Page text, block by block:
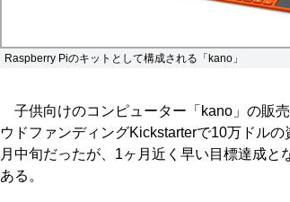
Raspberry Piのキットとして構成される「kano」
子供向けのコンピューター「kano」の販
ウドファンディングKickstarterで10万ドル
月中旬だったが、1ヶ月近く早い目標達成と
ある。